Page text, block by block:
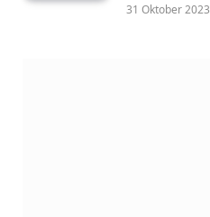
31 Oktober 2023